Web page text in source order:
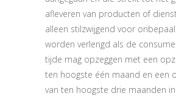
afleveren van producten of
alleen stilzwijgend voor
worden verlengd als de
tijde mag opzeggen met een
ten hoogste één maand en een
van ten hoogste drie maanden